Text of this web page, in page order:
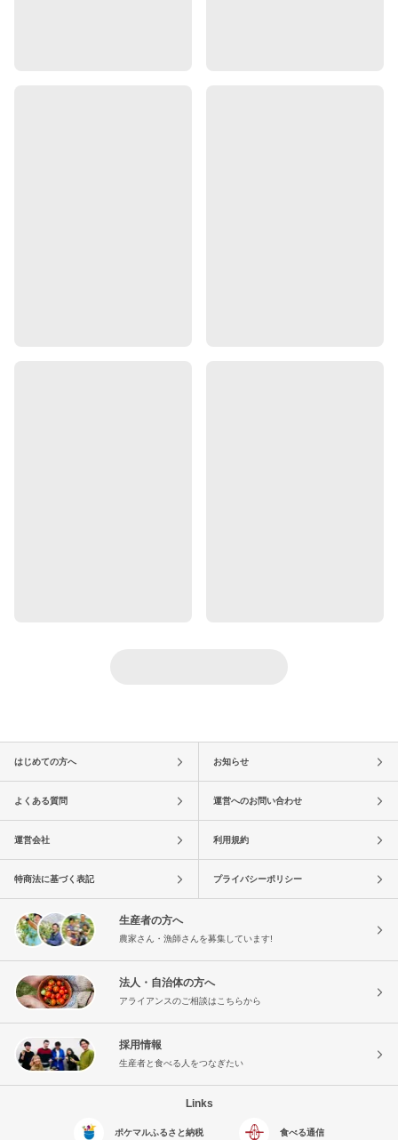
はじめての方へ お知らせ
よくある質問 運営へのお問い合わせ
運営会社 利用規約
特商法に基づく表記 プライバシーポリシー
生産者の方へ
農家さん・漁師さんを募集しています!
法人・自治体の方へ
アライアンスのご相談はこちらから
採用情報
生産者と食べる人をつなぎたい
Links
ポケマルふるさと納税 食べる通信